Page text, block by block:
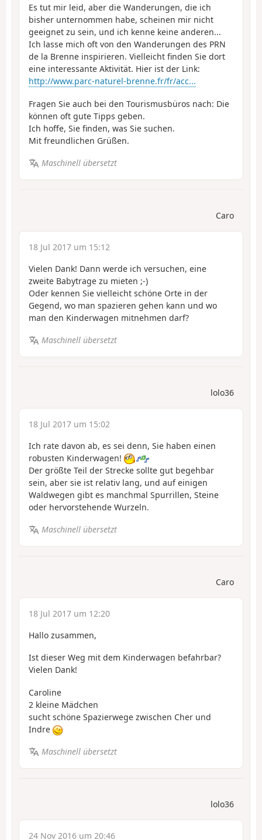
Es tut mir leid, aber die Wanderungen, die ich
bisher unternommen habe, scheinen mir nicht
geeignet zu sein, und ich kenne keine anderen...
Ich lasse mich oft von den Wanderungen des PRN
de la Brenne inspirieren. Vielleicht finden Sie dort
eine interessante Aktivität. Hier ist der Link:
http://www.parc-naturel-brenne.fr/fr/acc...
Fragen Sie auch bei den Tourismusbüros nach: Die
können oft gute Tipps geben.
Ich hoffe, Sie finden, was Sie suchen.
Mit freundlichen Grüßen.
Maschinell übersetzt
Caro
18 Jul 2017 um 15:12
Vielen Dank! Dann werde ich versuchen, eine
zweite Babytrage zu mieten ;-)
Oder kennen Sie vielleicht schöne Orte in der
Gegend, wo man spazieren gehen kann und wo
man den Kinderwagen mitnehmen darf?
Maschinell übersetzt
lolo36
18 Jul 2017 um 15:02
Ich rate davon ab, es sei denn, Sie haben einen
robusten Kinderwagen!
Der größte Teil der Strecke sollte gut begehbar
sein, aber sie ist relativ lang, und auf einigen
Waldwegen gibt es manchmal Spurrillen, Steine
oder hervorstehende Wurzeln.
Maschinell übersetzt
Caro
18 Jul 2017 um 12:20
Hallo zusammen,
Ist dieser Weg mit dem Kinderwagen befahrbar?
Vielen Dank!
Caroline
2 kleine Mädchen
sucht schöne Spazierwege zwischen Cher und
Indre
Maschinell übersetzt
lolo36
24 Nov 2016 um 20:46